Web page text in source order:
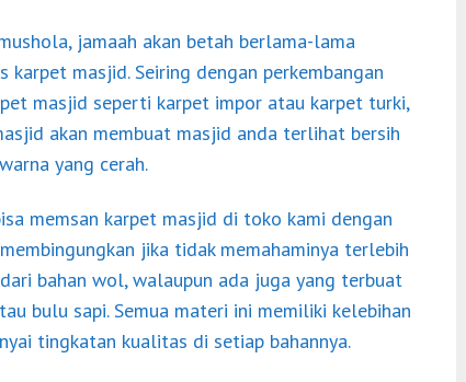
jamaah akan betah berlama-lama
masjid. Seiring dengan perkembangan
masjid seperti karpet impor atau karpet turki,
akan membuat masjid anda terlihat bersih
yang cerah.
memsan karpet masjid di toko kami dengan
jika tidak memahaminya terlebih
bahan wol, walaupun ada juga yang terbuat
bulu sapi. Semua materi ini memiliki kelebihan
tingkatan kualitas di setiap bahannya.